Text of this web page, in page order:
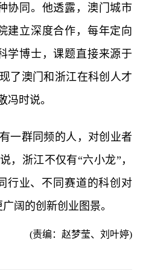
协同。他透露，澳门城市
建立深度合作，每年定向
学博士，课题直接来源于
了澳门和浙江在科创人才
冯时说。
群同频的人，对创业者
，浙江不仅有“六小龙”，
行业、不同赛道的科创对
阔的创新创业图景。
(责编：赵梦莹、刘叶婷)